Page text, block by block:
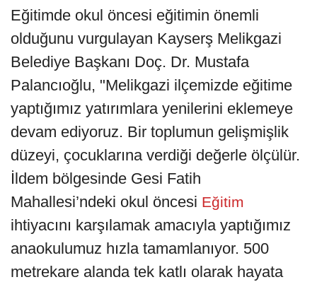
Eğitimde okul öncesi eğitimin önemli
olduğunu vurgulayan Kayserş Melikgazi
Belediye Başkanı Doç. Dr. Mustafa
Palancıoğlu, "Melikgazi ilçemizde eğitime
yaptığımız yatırımlara yenilerini eklemeye
devam ediyoruz. Bir toplumun gelişmişlik
düzeyi, çocuklarına verdiği değerle ölçülür.
İldem bölgesinde Gesi Fatih
Mahallesi’ndeki okul öncesi Eğitim
ihtiyacını karşılamak amacıyla yaptığımız
anaokulumuz hızla tamamlanıyor. 500
metrekare alanda tek katlı olarak hayata